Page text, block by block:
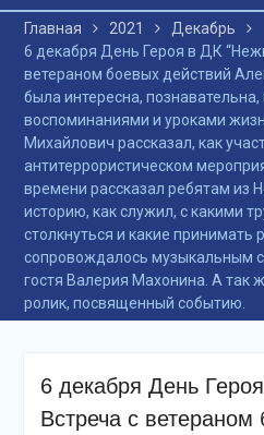
творческих
села и большой
красочной
ярмаркой. В
праздника, была
разыграна
беспроигрышная
лотерея и все
участие,
ценные призы от
спонсоров в виде
упаковок
подсолнечного
муки.
Наша землячка
финалисткой
Всероссийского
Главная 2021
Декабрь
6 декабря День Героя в ДК
ветераном боевых действий
была интересна,
воспоминаниями и уроками
Михайлович рассказал, как
антитеррористическом
времени рассказал ребятам из
историю, как служил, с какими
столкнуться и какие
сопровождалось музыкальным
гостя Валерия Махонина. А так
ролик, посвященный событию.
6 декабря День
Встреча с ветераном